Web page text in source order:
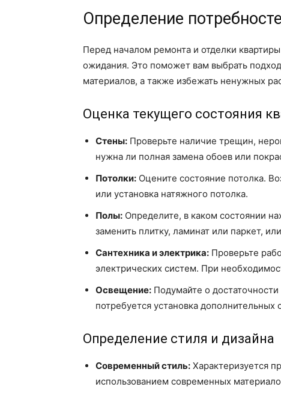
Определение
Перед началом ремонта и отделки
ожидания. Это поможет вам выбрать
материалов, а также избежать ненужных
Оценка текущего состояния
Стены: Проверьте наличие трещин,
нужна ли полная замена обоев или
Потолки: Оцените состояние потолка.
или установка натяжного потолка.
Полы: Определите, в каком состоянии
заменить плитку, ламинат или паркет,
Сантехника и электрика: Проверьте
электрических систем. При
Освещение: Подумайте о
потребуется установка дополнительных
Определение стиля и дизайна
Современный стиль: Характеризуется
использованием современных